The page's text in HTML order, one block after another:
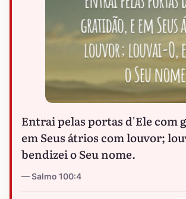
Entrai pelas portas d'Ele com
em Seus átrios com louvor;
bendizei o Seu nome.
Salmo 100:4